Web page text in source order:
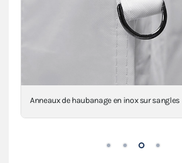
Anneaux de haubanage en inox sur sangles